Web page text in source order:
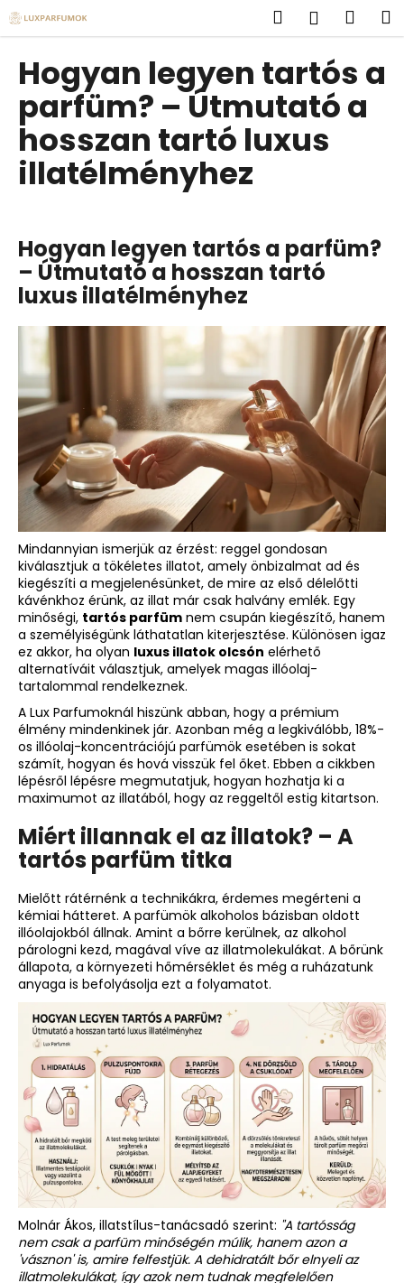
Ugrás
fő
tartalomhoz
Keresés
Hogyan legyen tartós a
parfüm? – Útmutató a
hosszan tartó luxus
illatélményhez
Hogyan legyen tartós a parfüm?
– Útmutató a hosszan tartó
luxus illatélményhez
Mindannyian ismerjük az érzést: reggel gondosan
kiválasztjuk a tökéletes illatot, amely önbizalmat ad és
kiegészíti a megjelenésünket, de mire az első délelőtti
kávénkhoz érünk, az illat már csak halvány emlék. Egy
minőségi, tartós parfüm nem csupán kiegészítő, hanem
a személyiségünk láthatatlan kiterjesztése. Különösen igaz
ez akkor, ha olyan luxus illatok olcsón elérhető
alternatíváit választjuk, amelyek magas illóolaj-
tartalommal rendelkeznek.
A Lux Parfumoknál hiszünk abban, hogy a prémium
élmény mindenkinek jár. Azonban még a legkiválóbb, 18%-
os illóolaj-koncentrációjú parfümök esetében is sokat
számít, hogyan és hová visszük fel őket. Ebben a cikkben
lépésről lépésre megmutatjuk, hogyan hozhatja ki a
maximumot az illatából, hogy az reggeltől estig kitartson.
Miért illannak el az illatok? – A
tartós parfüm titka
Mielőtt rátérnénk a technikákra, érdemes megérteni a
kémiai hátteret. A parfümök alkoholos bázisban oldott
illóolajokból állnak. Amint a bőrre kerülnek, az alkohol
párologni kezd, magával víve az illatmolekulákat. A bőrünk
állapota, a környezeti hőmérséklet és még a ruházatunk
anyaga is befolyásolja ezt a folyamatot.
Molnár Ákos, illatstílus-tanácsadó szerint: "A tartósság
nem csak a parfüm minőségén múlik, hanem azon a
'vásznon' is, amire felfestjük. A dehidratált bőr elnyeli az
illatmolekulákat, így azok nem tudnak megfelelően
K
o
M
i
t
k
e
e
s
?
KERESÉS
A
j
á
n
l
j
u
k
LUX
PARFUM
420
–
UNDER
THE
LEMON
TREES
IHLETTE
INSPIRÁLT
ILLAT
Ft590